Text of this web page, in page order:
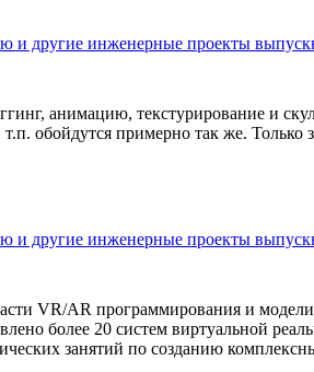
и другие инженерные проекты
анимацию, текстурирование и
обойдутся примерно так же.
и другие инженерные проекты
VR/AR программирования и
более 20 систем виртуальной
занятий по созданию